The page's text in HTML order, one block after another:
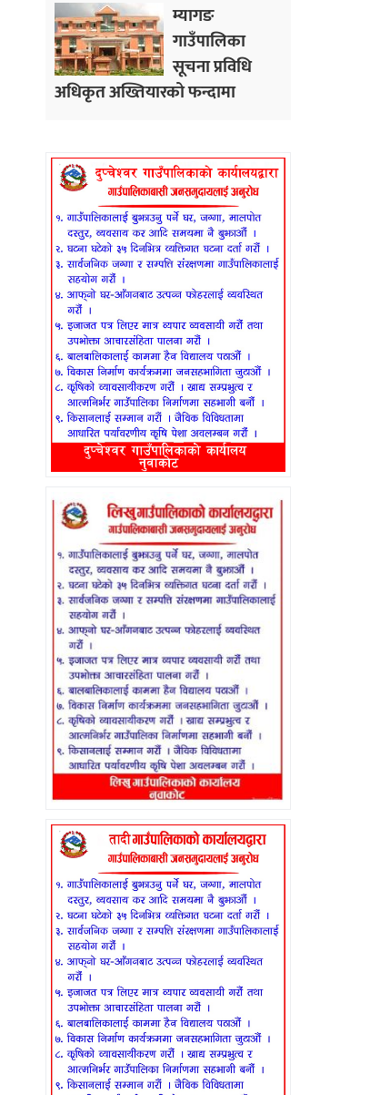
म्यागङ
गाउँपालिका
सूचना प्रविधि
अधिकृत अख्तियारको फन्दामा